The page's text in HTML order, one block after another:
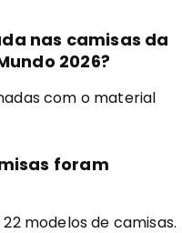
nas camisas da
2026?
com o material
foram
modelos de camisas.